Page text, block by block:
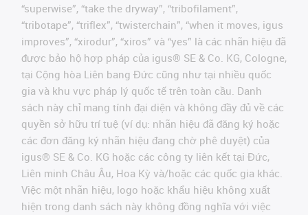
“superwise”, “take the dryway”, “tribofilament”,
“tribotape”, “triflex”, “twisterchain”, “when it moves, igus
improves”, “xirodur”, “xiros” và “yes” là các nhãn hiệu đã
được bảo hộ hợp pháp của igus® SE & Co. KG, Cologne,
tại Cộng hòa Liên bang Đức cũng như tại nhiều quốc
gia và khu vực pháp lý quốc tế trên toàn cầu. Danh
sách này chỉ mang tính đại diện và không đầy đủ về các
quyền sở hữu trí tuệ (ví dụ: nhãn hiệu đã đăng ký hoặc
các đơn đăng ký nhãn hiệu đang chờ phê duyệt) của
igus® SE & Co. KG hoặc các công ty liên kết tại Đức,
Liên minh Châu Âu, Hoa Kỳ và/hoặc các quốc gia khác.
Việc một nhãn hiệu, logo hoặc khẩu hiệu không xuất
hiện trong danh sách này không đồng nghĩa với việc